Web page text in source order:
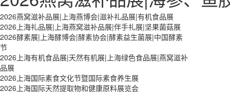
2026燕窝滋补品展|上海燕博会|滋补礼品展|有机食品展
2026上海礼品展|上海燕窝滋补品展|伴手礼展|坚果菌菇展
2026酵素展|上海酵博会|酵素协会|酵素益生菌展|中国酵素
节
2026上海有机食品展|天然有机展|上海绿色食品展|燕窝滋补
品展
2026上海国际素食文化节暨国际素食养生展
2026上海国际天然提取物和健康原料展览会